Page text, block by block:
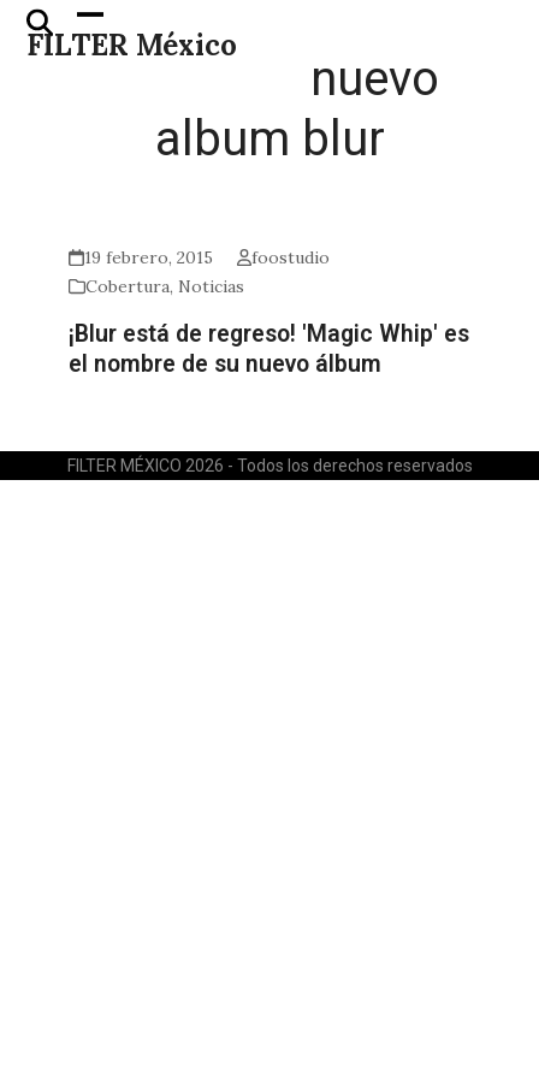
Skip
FILTER México
Open
mobile
Close
mobile
nuevo
album blur
19 febrero, 2015
foostudio
Cobertura, Noticias
¡Blur está de regreso! 'Magic Whip' es
el nombre de su nuevo álbum
FILTER MÉXICO 2026 - Todos los derechos reservados